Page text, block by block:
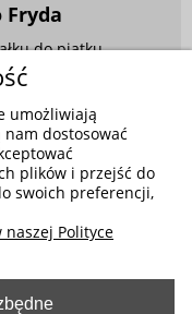
Fryda
do piątku
Targ
Biała
umożliwiają
dostosować
plików i przejść do
swoich preferencji,
naszej Polityce